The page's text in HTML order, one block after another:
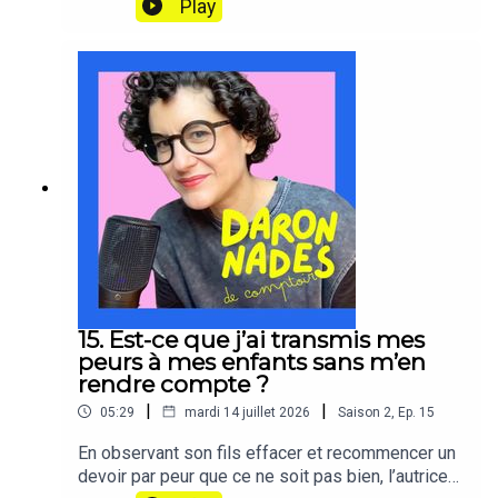
tout l’impact que ce choix aurait sur son fils, un
calcul que son mari, dans la même situation,
n’aurait probablement pas fait en premier. À partir
de cette anecdote, elle explore pourquoi
l’ambition maternelle reste suspecte alors que
l’ambition paternelle est valorisée, ce que la
culpabilité préventive coûte réellement à la
qualité de présence auprès des enfants, et
comment elle a appris à mettre la décision avant
la culpabilité plutôt que l’inverse.
Play
15. Est-ce que j’ai transmis mes
peurs à mes enfants sans m’en
rendre compte ?
05:29 | mardi 14 juillet 2026 | Saison 2, Ep. 15
En observant son fils effacer et recommencer un
devoir par peur que ce ne soit pas bien, l’autrice